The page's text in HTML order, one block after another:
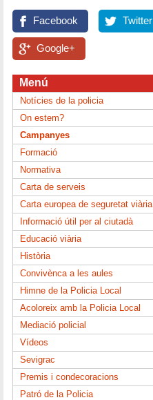
Facebook Twitter
Google+
Menú
Notícies de la policia
On estem?
Campanyes
Formació
Normativa
Carta de serveis
Carta europea de seguretat viària
Informació útil per al ciutadà
Educació viària
Història
Convivènca a les aules
Himne de la Policia Local
Acoloreix amb la Policia Local
Mediació policial
Vídeos
Sevigrac
Premis i condecoracions
Patró de la Policia